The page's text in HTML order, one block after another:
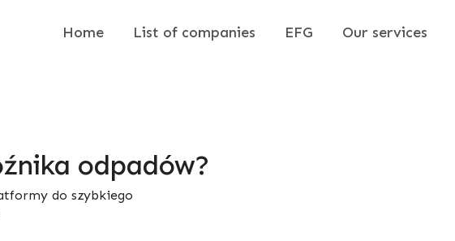
Home List of companies EFG Our services
odpadów?
do szybkiego